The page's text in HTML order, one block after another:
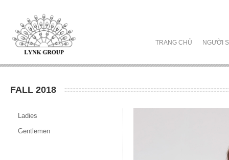
TRANG CHỦ NGƯỜI
FALL 2018
Ladies
Gentlemen